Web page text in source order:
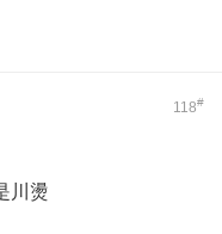
118#
川燙